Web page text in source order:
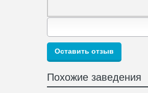
Похожие заведения